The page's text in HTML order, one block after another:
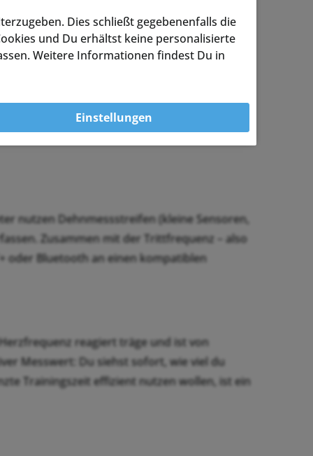
Kurbeln,Wahoo Powrlink Zero,Garmin
nutzen Dehnmessstreifen (kleine Sensoren,
Zusammen mit der Trittfrequenz – also
oder Bluetooth an einen kompatiblen
reagiert träge und ist von
Messwert: Du siehst sofort, wie viel du
Trainingszeit effizient nutzen wollen, ist ein
Dies schließt gegebenenfalls die
und Du erhältst keine personalisierte
Weitere Informationen findest Du in
Einstellungen